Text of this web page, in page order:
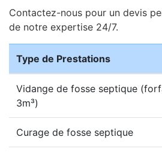
Contactez-nous pour un devis
de notre expertise 24/7.
Type de Prestations
Vidange de fosse septique
3m³)
Curage de fosse septique